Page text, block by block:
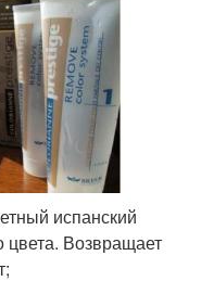
испанский
цвета. Возвращает